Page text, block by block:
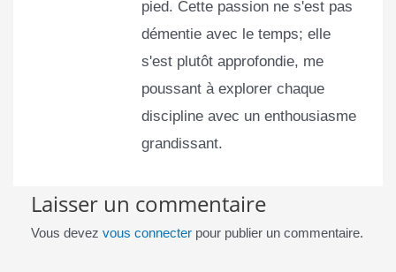
pied. Cette passion ne s'est pas
démentie avec le temps; elle
s'est plutôt approfondie, me
poussant à explorer chaque
discipline avec un enthousiasme
grandissant.
Laisser un commentaire
Vous devez vous connecterpour publier un commentaire.